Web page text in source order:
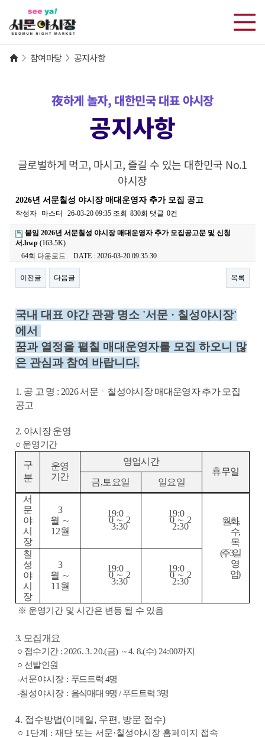
참여마당 공지사항
夜하게 놀자, 대한민국 대표 야시장
공지사항
글로벌하게 먹고, 마시고, 즐길 수 있는 대한민국 No.1
야시장